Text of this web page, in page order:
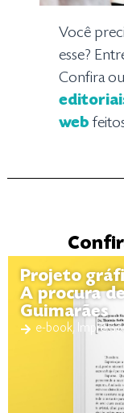
Você
esse?
Confira
web
Projeto
A procura
Guimarães
e-book,